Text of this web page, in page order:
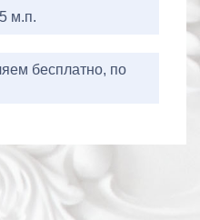
м.п.
бесплатно, по